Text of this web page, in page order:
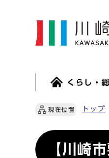
くらし・
現在位置 トップ
【川崎